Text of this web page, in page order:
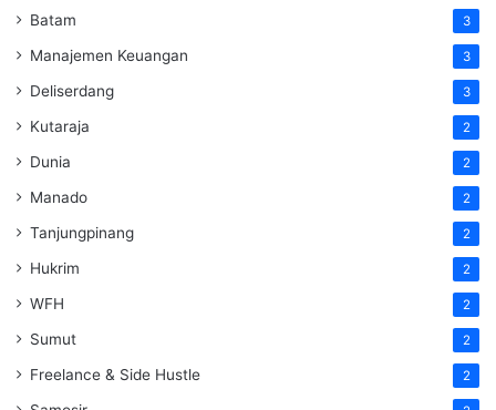
Batam 3
Manajemen Keuangan 3
Deliserdang 3
Kutaraja 2
Dunia 2
Manado 2
Tanjungpinang 2
Hukrim 2
WFH 2
Sumut 2
Freelance & Side Hustle 2